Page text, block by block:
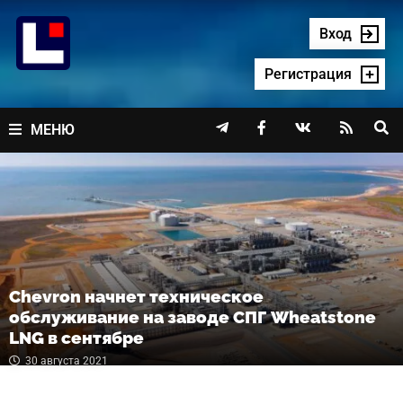
содержимому
Вход
Регистрация
МЕНЮ    
Chevron начнет техническое
обслуживание на заводе СПГ Wheatstone
LNG в сентябре
30 августа 2021